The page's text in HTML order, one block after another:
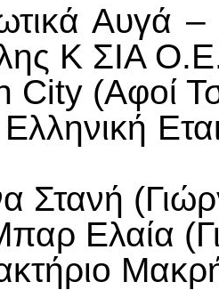
Αυγά –
Κ ΣΙΑ
City (Αφοί
Στανή
Ελαία